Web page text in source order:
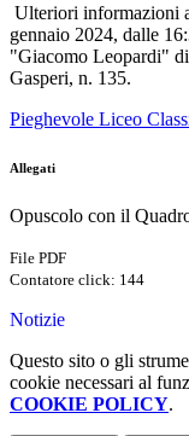
Ulteriori informazioni
gennaio 2024, dalle
"Giacomo Leopardi"
Gasperi, n. 135.
Pieghevole Liceo
Allegati
Opuscolo con il
File PDF
Contatore click: 144
Notizie
Questo sito o gli
cookie necessari al
COOKIE POLICY.